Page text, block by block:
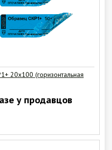
20х100 (горизонтальная
у продавцов